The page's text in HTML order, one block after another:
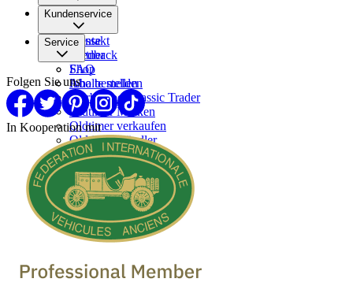
Über uns
Karriere
Presse
Partner
Kundenservice
Kontakt
Feedback
FAQ
Inhalte melden
Service
Shop
Abo bestellen
Werben bei Classic Trader
Oldtimer Marken
Oldtimer verkaufen
Oldtimer Händler
Folgen Sie uns
In Kooperation mit